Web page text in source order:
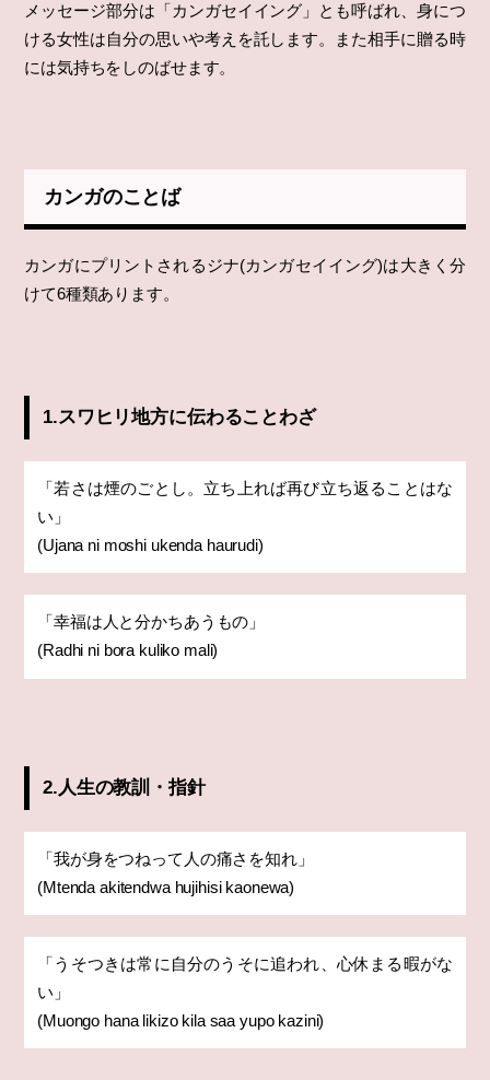
メッセージ部分は「カンガセイイング」とも呼ばれ、身につ
ける女性は自分の思いや考えを託します。また相手に贈る時
には気持ちをしのばせます。
カンガのことば
カンガにプリントされるジナ(カンガセイイング)は大きく分
けて6種類あります。
1.スワヒリ地方に伝わることわざ
「若さは煙のごとし。立ち上れば再び立ち返ることはな
い」
(Ujana ni moshi ukenda haurudi)
「幸福は人と分かちあうもの」
(Radhi ni bora kuliko mali)
2.人生の教訓・指針
「我が身をつねって人の痛さを知れ」
(Mtenda akitendwa hujihisi kaonewa)
「うそつきは常に自分のうそに追われ、心休まる暇がな
い」
(Muongo hana likizo kila saa yupo kazini)